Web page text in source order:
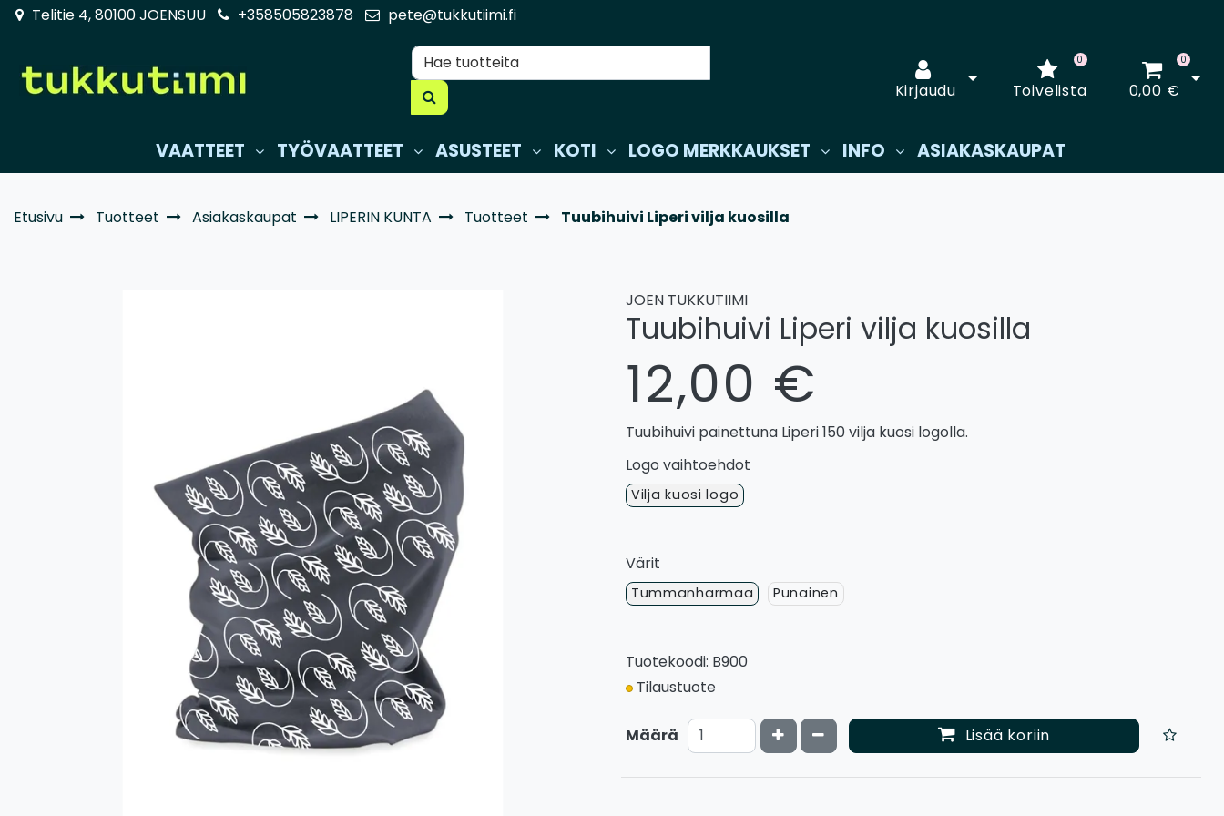
Siirry pääsisältöön
Telitie 4, 80100 JOENSUU +358505823878 pete@tukkutiimi.fi
Kirjaudu
Avaa kirjautuminen
Toivelista
0 0
0,00 €
VAATTEET TYÖVAATTEET ASUSTEET KOTI LOGO MERKKAUKSET INFO ASIAKASKAUPAT
Etusivu Tuotteet Asiakaskaupat LIPERIN KUNTA Tuotteet Tuubihuivi Liperi vilja kuosilla
JOEN TUKKUTIIMI
Tuubihuivi Liperi vilja kuosilla
12,00 €
Tuubihuivi painettuna Liperi 150 vilja kuosi logolla.
Logo vaihtoehdot
Vilja kuosi logo
Värit
Tummanharmaa Punainen
Tuotekoodi: B900
Tilaustuote
Määrä Kasvata määrää
Vähennä määrää Lisää koriin